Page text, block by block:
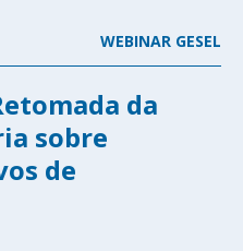
WEBINAR GESEL
da
sobre
de